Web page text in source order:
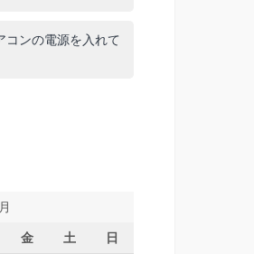
コンの電源を入れて
金 土 日